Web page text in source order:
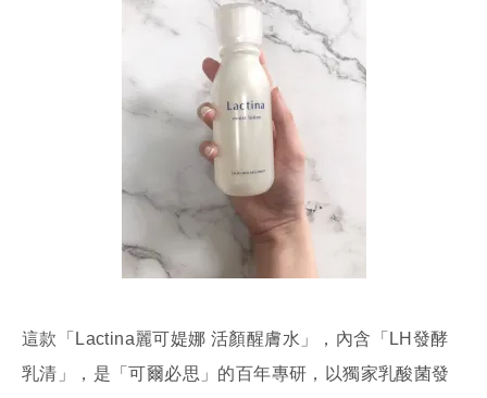
這款「Lactina麗可媞娜 活顏醒膚水」，內含「LH發酵
乳清」，是「可爾必思」的百年專研，以獨家乳酸菌發